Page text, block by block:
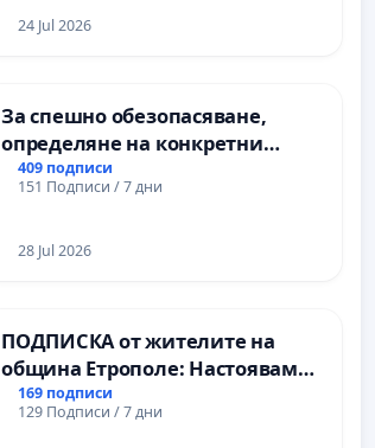
24 Jul 2026
За спешно обезопасяване,
определяне на конкретни
срокове и извършване на
цялостна рехабилитация на
пътен възел АМ „Тракия“ - гр.
409 подписи
151 Подписи / 7 дни
28 Jul 2026
ПОДПИСКА от жителите на
община Етрополе: Настояваме
за ясни гаранции от “Елаците-
МЕД” АД и от държавата, че ще
169 подписи
129 Подписи / 7 дни